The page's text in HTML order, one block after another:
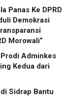
Panas Ke DPRD
Demokrasi
Morowali”
Adminkes
Kedua dari
Sidrap Bantu